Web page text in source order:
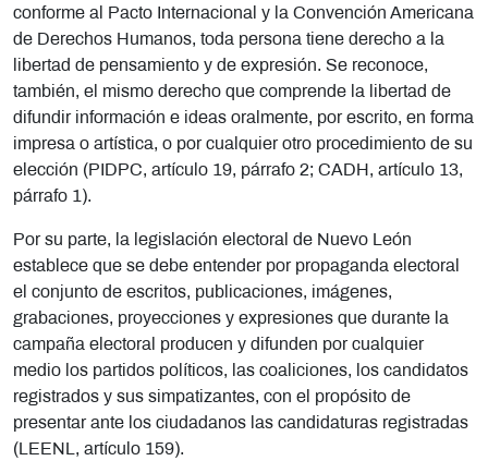
conforme al Pacto Internacional y la Convención Americana
de Derechos Humanos, toda persona tiene derecho a la
libertad de pensamiento y de expresión. Se reconoce,
también, el mismo derecho que comprende la libertad de
difundir información e ideas oralmente, por escrito, en forma
impresa o artística, o por cualquier otro procedimiento de su
elección (PIDPC, artículo 19, párrafo 2; CADH, artículo 13,
párrafo 1).
Por su parte, la legislación electoral de Nuevo León
establece que se debe entender por propaganda electoral
el conjunto de escritos, publicaciones, imágenes,
grabaciones, proyecciones y expresiones que durante la
campaña electoral producen y difunden por cualquier
medio los partidos políticos, las coaliciones, los candidatos
registrados y sus simpatizantes, con el propósito de
presentar ante los ciudadanos las candidaturas registradas
(LEENL, artículo 159).